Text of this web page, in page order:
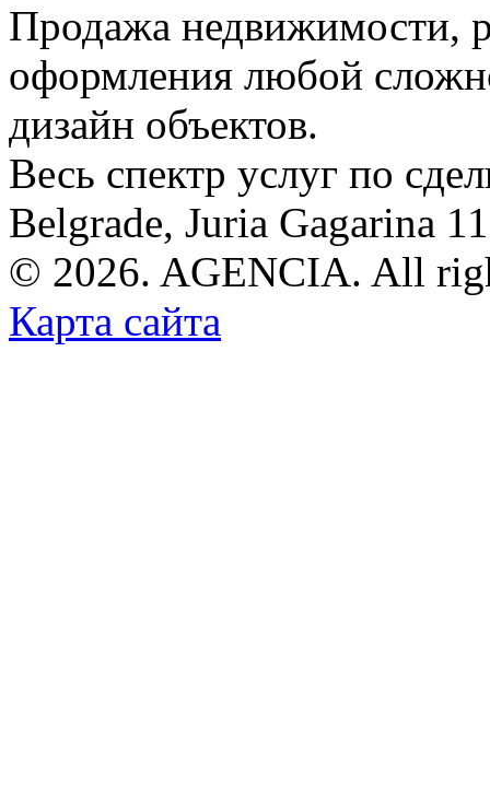
Продажа недвижимости,
оформления любой
дизайн объектов.
Весь спектр услуг по
Belgrade, Juria Gagarina
© 2026. AGENCIA. All
Карта сайта